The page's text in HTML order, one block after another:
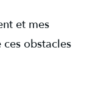
et mes
obstacles